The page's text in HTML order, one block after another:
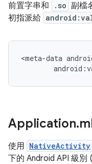
前置字串和 .so 副檔
初指派給
<meta-data
Application.
使用 NativeActivity
下的 Android API 級別